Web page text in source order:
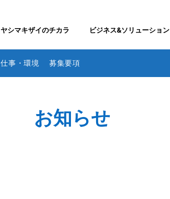
仕事・環境 募集要項
お知らせ
ヤシマキザイのチカラ ビジネス&ソリューション